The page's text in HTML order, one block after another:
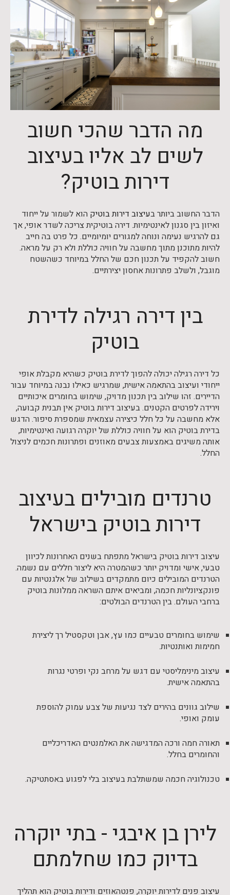
מה הדבר שהכי חשוב
לשים לב אליו בעיצוב
דירות בוטיק?
הדבר החשוב ביותר בעיצוב דירות בוטיק הוא לשמור על ייחוד
ואיזון בין סגנון לאינטימיות. דירה בוטיקית צריכה לשדר אופי, אך
גם להרגיש נעימה ונוחה למגורים יומיומיים. כל פרט בה חייב
להיות מתוכנן מתוך מחשבה על חוויה כוללת ולא רק על מראה.
חשוב להקפיד על תכנון חכם של החלל במיוחד כשהשטח
מוגבל, ולשלב פתרונות אחסון יצירתיים.
בין דירה רגילה לדירת
בוטיק
כל דירה רגילה יכולה להפוך לדירת בוטיק כשהיא מקבלת אופי
ייחודי ועיצוב בהתאמה אישית, שמרגיש כאילו נבנה במיוחד עבור
הדיירים. זהו שילוב בין תכנון מדויק, שימוש בחומרים איכותיים
וירידה לפרטים הקטנים. בעיצוב דירות בוטיק אין תבנית קבועה,
אלא מחשבה על כל חלל כיצירה עצמאית שמספרת סיפור. הדגש
בדירת בוטיק הוא על חוויה כוללת של יוקרה רגועה ואינטימיות,
אותה משיגים באמצעות צבעים מאוזנים ופתרונות חכמים לניצול
החלל.
טרנדים מובילים בעיצוב
דירות בוטיק בישראל
עיצוב דירות בוטיק בישראל מתפתח בשנים האחרונות לכיוון
טבעי, אישי ומדויק יותר כשהמטרה היא ליצור חללים עם נשמה.
הטרנדים המובילים כיום מתמקדים בשילוב של אלגנטיות עם
פונקציונליות חכמה, ומביאים איתם השראה ממלונות בוטיק
ברחבי העולם. בין הטרנדים הבולטים:
שימוש בחומרים טבעיים כמו עץ, אבן וטקסטיל רך ליצירת
חמימות ואותנטיות.
עיצוב מינימליסטי עם דגש על מרחב נקי ופרטי נגרות
בהתאמה אישית.
שילוב גוונים בהירים לצד נגיעות של צבע עמוק להוספת
עומק ואופי.
תאורה חמה ורכה המדגישה את האלמנטים האדריכליים
והחומרים בחלל.
טכנולוגיה חכמה שמשתלבת בעיצוב בלי לפגוע באסתטיקה.
לירן בן איבגי - בתי יוקרה
בדיוק כמו שחלמתם
עיצוב פנים לדירות יוקרה, פנטהאוזים ודירות בוטיק הוא תהליך